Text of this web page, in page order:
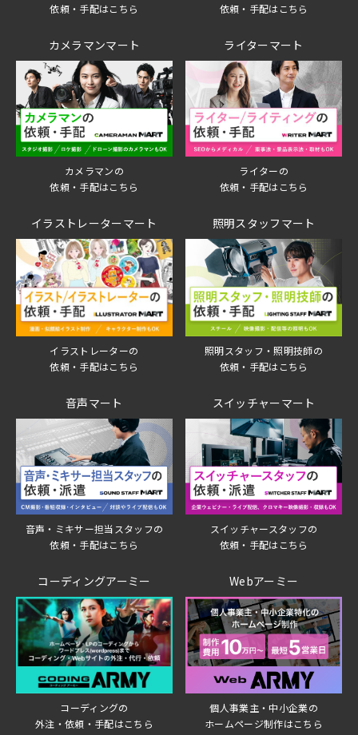
依頼・手配はこちら
依頼・手配はこちら
カメラマンマート
カメラマンの
依頼・手配はこちら
ライターマート
ライターの
依頼・手配はこちら
イラストレーターマート
イラストレーターの
依頼・手配はこちら
照明スタッフマート
照明スタッフ・照明技師の
依頼・手配はこちら
音声マート
音声・ミキサー担当スタッフの
依頼・手配はこちら
スイッチャーマート
スイッチャースタッフの
依頼・手配はこちら
コーディングアーミー
コーディングの
外注・依頼・手配はこちら
Webアーミー
個人事業主・中小企業の
ホームページ制作はこちら